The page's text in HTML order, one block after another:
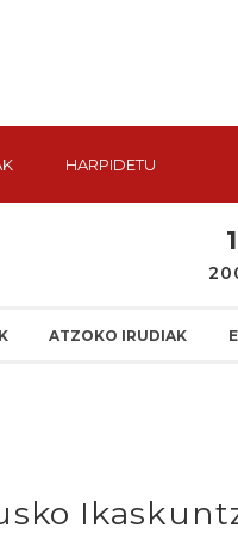
HARPIDETU
ATZOKO IRUDIAK